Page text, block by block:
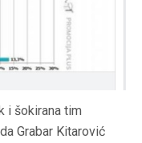
i šokirana tim
Grabar Kitarović